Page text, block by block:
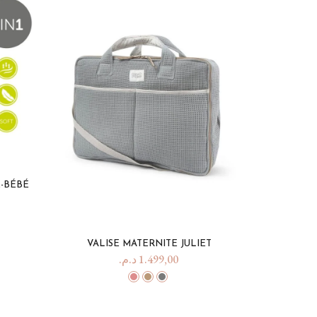
BÉBÉ
VALISE MATERNITE JULIET
1.499,00 د.م.